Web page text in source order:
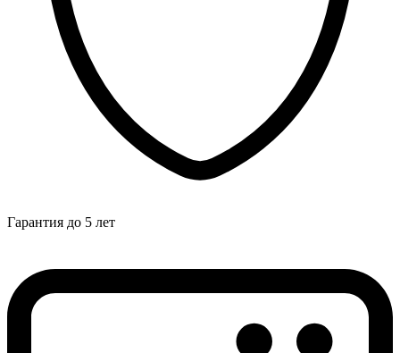
Гарантия до 5 лет